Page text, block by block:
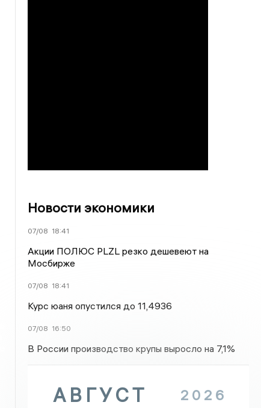
Новости экономики
07/08 18:41
Акции ПОЛЮС PLZL резко дешевеют на
Мосбирже
07/08 18:41
Курс юаня опустился до 11,4936
07/08 16:50
В России производство крупы выросло на 7,1%
АВГУСТ 2026